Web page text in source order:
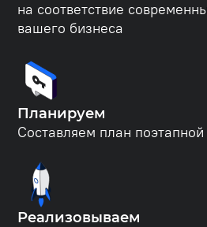
на соответствие
вашего бизнеса
Планируем
Составляем план
Реализовываем